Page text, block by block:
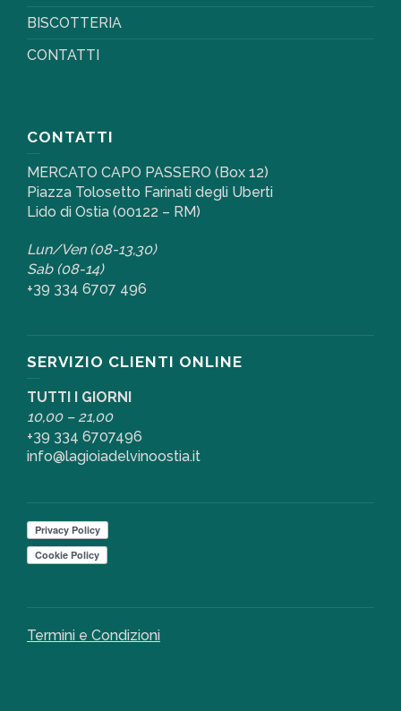
BISCOTTERIA
CONTATTI
CONTATTI
MERCATO CAPO PASSERO (Box 12)
Piazza Tolosetto Farinati degli Uberti
Lido di Ostia (00122 – RM)
Lun/Ven (08-13,30)
Sab (08-14)
+39 334 6707 496
SERVIZIO CLIENTI ONLINE
TUTTI I GIORNI
10,00 – 21,00
+39 334 6707496
info@lagioiadelvinoostia.it
Termini e Condizioni